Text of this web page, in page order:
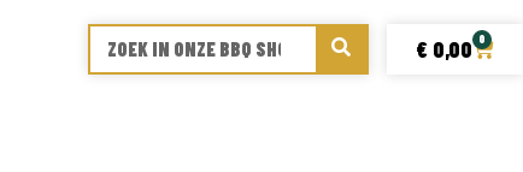
€ 0,00 0